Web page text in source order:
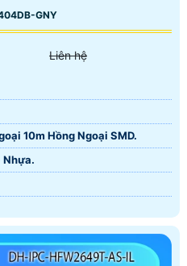
GNY
Liên hệ
10m Hồng Ngoại SMD.
Nhựa.